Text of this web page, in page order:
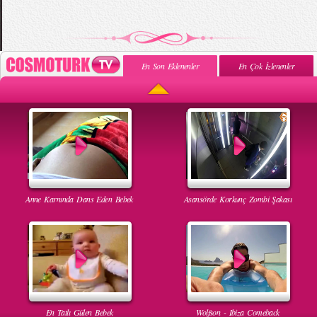
En Son Eklenenler En Çok İzlenenler
Anne Karnında Dans Eden Bebek Asansörde Korkunç Zombi Şakası
En Tatlı Gülen Bebek Wolfson - Ibiza Comeback